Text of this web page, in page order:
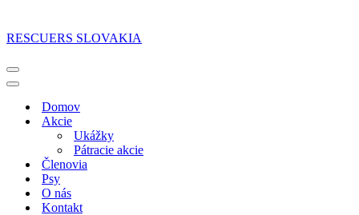
RESCUERS SLOVAKIA
Menu
navigácie
Menu
navigácieDomov
Akcie
Ukážky
Pátracie akcie
Členovia
Psy
O nás
Kontakt